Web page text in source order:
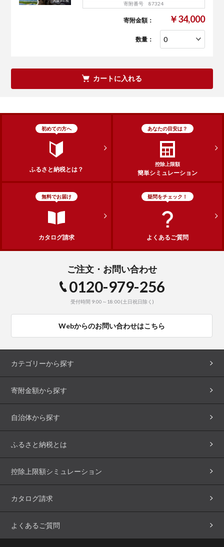
寄附番号 87324
寄附金額： ￥34,000
数量：
カートに入れる
初めての方へ
ふるさと納税とは？
あなたの目安は？
控除上限額
簡単シミュレーション
無料でお届け
カタログ請求
疑問をチェック！
よくあるご質問
ご注文・お問い合わせ
0120-979-256
受付時間 9:00～18:00(土日祝日除く)
Webからのお問い合わせはこちら
カテゴリーから探す
寄附金額から探す
自治体から探す
ふるさと納税とは
控除上限額シミュレーション
カタログ請求
よくあるご質問